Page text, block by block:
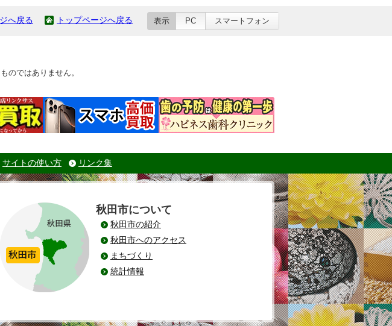
へ戻る トップページへ戻る 表示 PC スマートフォン
のではありません。
サイトの使い方 リンク集
秋田市について
秋田市の紹介
秋田市へのアクセス
まちづくり
統計情報